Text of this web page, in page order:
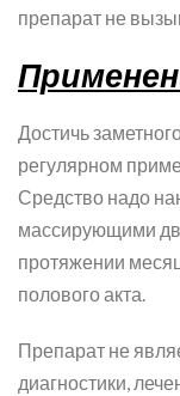
препарат не
Достичь
регулярном
Средство надо
массирующими
протяжении
полового акта.
Препарат не
диагностики,